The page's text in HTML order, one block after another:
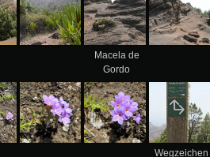
Macela de
Gordo
Wegzeichen